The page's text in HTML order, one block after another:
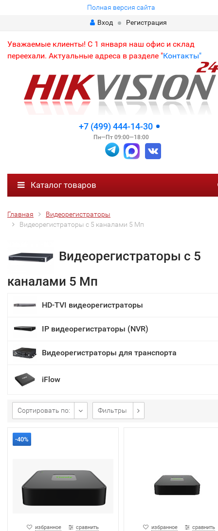
Полная версия сайта
Вход
Регистрация
Уважаемые клиенты! С 1 января наш офис и склад
переехали. Актуальные адреса в разделе "Контакты"
+7 (499) 444-14-30
Пн—Пт 09:00—18:00
Каталог товаров
Главная
Видеорегистраторы
Видеорегистраторы с 5 каналами 5 Мп
Видеорегистраторы с 5
каналами 5 Мп
HD-TVI видеорегистраторы
IP видеорегистраторы (NVR)
Видеорегистраторы для транспорта
iFlow
Сортировать по: Фильтры
-40%
избранное сравнить избранное сравнить